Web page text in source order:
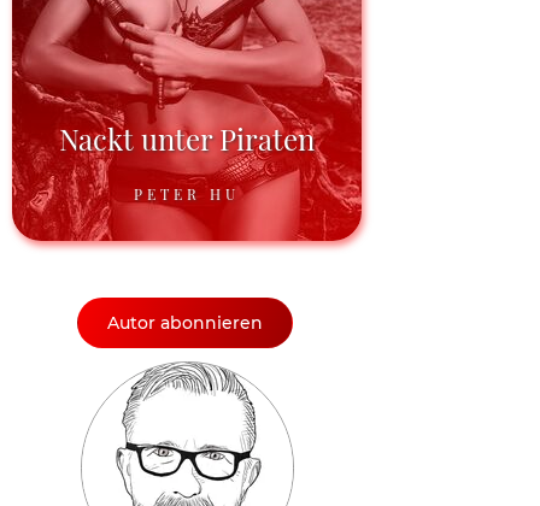
Nackt unter Piraten
PETER HU
Autor abonnieren